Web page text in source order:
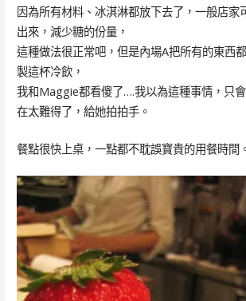
因為所有材料、冰淇淋都放下去了，一般店家
出來，減少糖的份量，
這種做法很正常吧，但是內場A把所有的東西
製這杯冷飲，
我和Maggie都看傻了….我以為這種事情，只
在太難得了，給她拍拍手。
餐點很快上桌，一點都不耽誤寶貴的用餐時間